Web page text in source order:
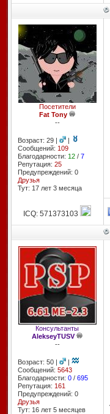
Посетители
Fat Tony
--
Возраст: 29 |
|
Сообщений: 109
Благодарности: 12/ 7
Репутация: 25
Предупреждений: 0
Друзья
Тут: 17 лет 3 месяцa
ICQ: 571373103
Консультанты
AlekseyTUSV
--
Возраст: 50 |
|
Сообщений: 5643
Благодарности: 0/ 695
Репутация: 161
Предупреждений: 0
Друзья
Тут: 16 лет 5 месяцев